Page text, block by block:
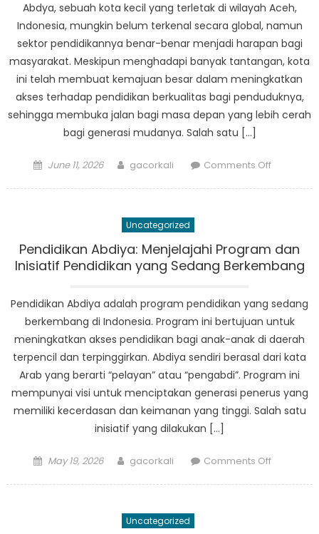
of
Program
Abdya
Abdya, sebuah kota kecil yang terletak di wilayah Aceh,
Indonesia, mungkin belum terkenal secara global, namun
sektor pendidikannya benar-benar menjadi harapan bagi
masyarakat. Meskipun menghadapi banyak tantangan, kota
ini telah membuat kemajuan besar dalam meningkatkan
akses terhadap pendidikan berkualitas bagi penduduknya,
sehingga membuka jalan bagi masa depan yang lebih cerah
bagi generasi mudanya. Salah satu […]
Posted
June 11, 2026 Author
gacorkali Comments Offon
Suar
Harapan
Uncategorized
Pendidikan Abdiya: Menjelajahi Program dan
Inisiatif Pendidikan yang Sedang Berkembang
Pendidikan Abdiya adalah program pendidikan yang sedang
berkembang di Indonesia. Program ini bertujuan untuk
meningkatkan akses pendidikan bagi anak-anak di daerah
terpencil dan terpinggirkan. Abdiya sendiri berasal dari kata
Arab yang berarti “pelayan” atau “pengabdi”. Program ini
mempunyai visi untuk menciptakan generasi penerus yang
memiliki kecerdasan dan keimanan yang tinggi. Salah satu
inisiatif yang dilakukan […]
Posted
May 19, 2026 Author
gacorkali Comments Offon
Uncategorized